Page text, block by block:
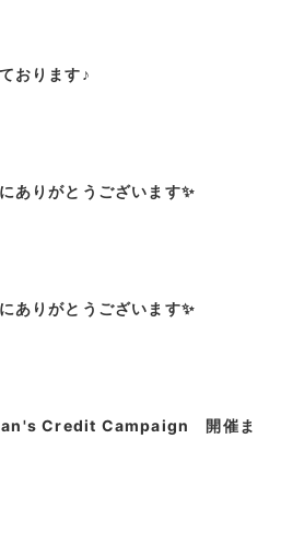
おります♪
ありがとうございます✨
ありがとうございます✨
Credit Campaign 開催ま